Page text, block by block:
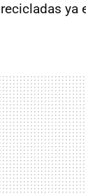
recicladas ya